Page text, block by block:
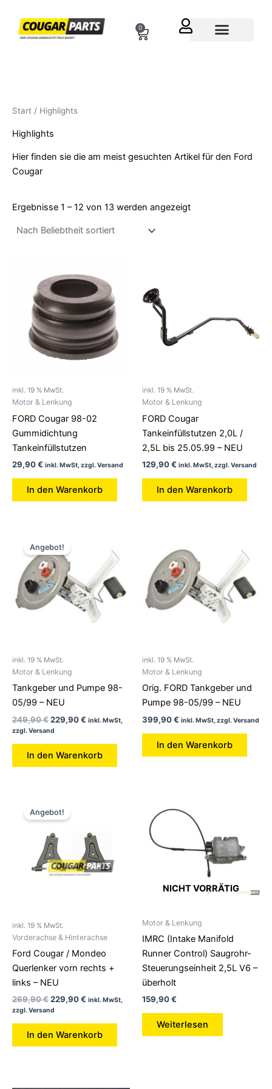
Inhalt
springen
0
Cart
Start / Highlights
Highlights
Hier finden sie die am meist gesuchten Artikel für den Ford
Cougar
Ergebnisse 1 – 12 von 13 werden angezeigt
inkl. 19 % MwSt.
Motor & Lenkung
FORD Cougar 98-02
Gummidichtung
Tankeinfüllstutzen
29,90€ inkl. MwSt, zzgl. Versand
In den Warenkorb
inkl. 19 % MwSt.
Motor & Lenkung
FORD Cougar
Tankeinfüllstutzen 2,0L /
2,5L bis 25.05.99 – NEU
129,90€ inkl. MwSt, zzgl. Versand
In den Warenkorb
Angebot!
inkl. 19 % MwSt.
Motor & Lenkung
Tankgeber und Pumpe 98-
05/99 – NEU
249,90€
Preis
war:
249,90 €
229,90€
229,90 €.
inkl. MwSt,
zzgl. Versand
In den Warenkorb
inkl. 19 % MwSt.
Motor & Lenkung
Orig. FORD Tankgeber und
Pumpe 98-05/99 – NEU
399,90€ inkl. MwSt, zzgl. Versand
In den Warenkorb
Angebot!
inkl. 19 % MwSt.
Vorderachse & Hinterachse
Ford Cougar / Mondeo
Querlenker vorn rechts +
links – NEU
269,90€
Preis
war:
229,90€ inkl. MwSt,
zzgl. Versand
In den Warenkorb
NICHT VORRÄTIG
Motor & Lenkung
IMRC (Intake Manifold
Runner Control) Saugrohr-
Steuerungseinheit 2,5L V6 –
überholt
159,90€
Weiterlesen